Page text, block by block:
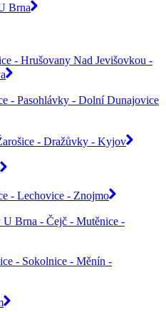
Brna
- Hrušovany Nad Jevišovkou -
- Pasohlávky - Dolní Dunajovice
- Dražůvky - Kyjov
- Lechovice - Znojmo
Brna - Čejč - Mutěnice -
- Sokolnice - Měnín -